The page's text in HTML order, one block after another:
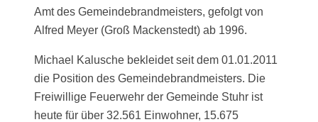
Amt des Gemeindebrandmeisters, gefolgt von
Alfred Meyer (Groß Mackenstedt) ab 1996.
Michael Kalusche bekleidet seit dem 01.01.2011
die Position des Gemeindebrandmeisters. Die
Freiwillige Feuerwehr der Gemeinde Stuhr ist
heute für über 32.561 Einwohner, 15.675